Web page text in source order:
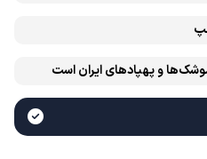
و پهپادهای ایران است